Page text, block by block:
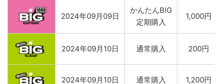
2024年09月09日
かんたんBIG
定期購入
1,000円
2024年09月10日 通常購入 200円
2024年09月10日 通常購入 1,200円